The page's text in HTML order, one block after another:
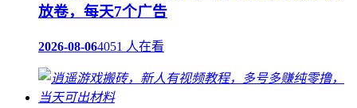
放卷，每天7个广告
2026-08-064051 人在看